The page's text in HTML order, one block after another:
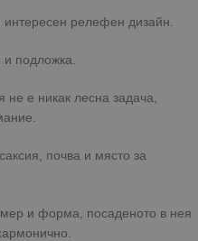
релефен дизайн.
и подложка.
не е никак лесна задача,
почва и място за
и форма, посаденото в нея